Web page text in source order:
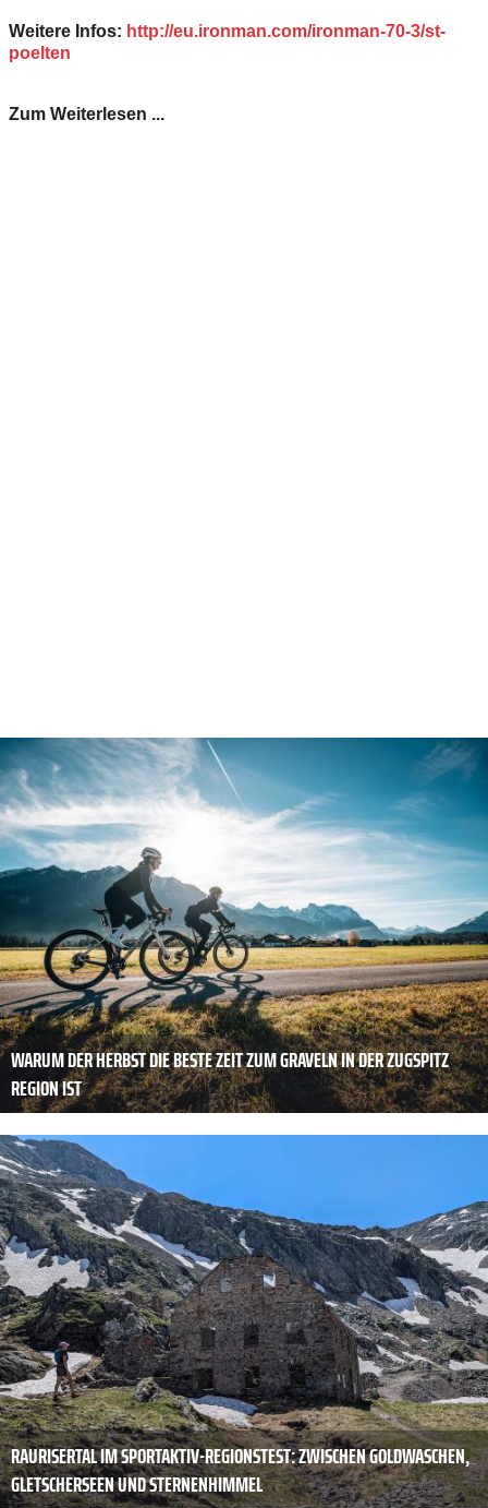
Weitere Infos: http://eu.ironman.com/ironman-70-3/st-
poelten
Zum Weiterlesen ...
WARUM DER HERBST DIE BESTE ZEIT ZUM GRAVELN IN DER ZUGSPITZ
REGION IST
RAURISERTAL IM SPORTAKTIV-REGIONSTEST: ZWISCHEN GOLDWASCHEN,
GLETSCHERSEEN UND STERNENHIMMEL